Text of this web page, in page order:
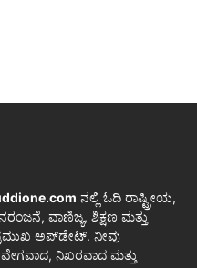
ನಲ್ಲಿ ಓದಿ ರಾಷ್ಟ್ರೀಯ,
ವಾಣಿಜ್ಯ, ಶಿಕ್ಷಣ ಮತ್ತು
ಅಪ್‌ಡೇಟ್. ನೀವು
ನಿಖರವಾದ ಮತ್ತು